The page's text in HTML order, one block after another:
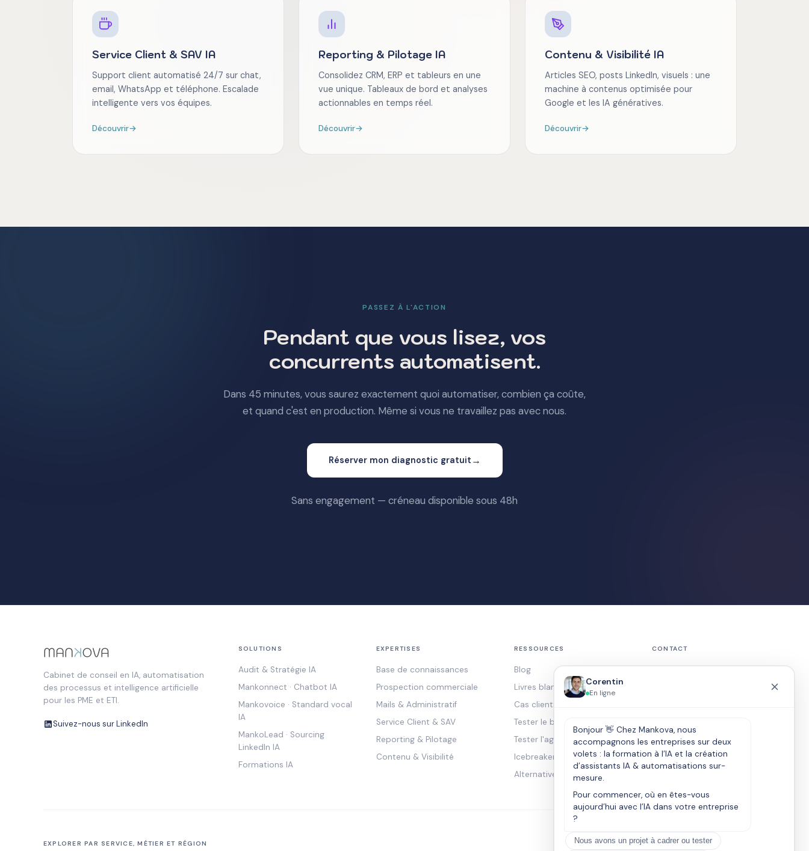
Service Client & SAV IA
Support client automatisé 24/7 sur chat,
email, WhatsApp et téléphone. Escalade
intelligente vers vos équipes.
Découvrir→
Reporting & Pilotage IA
Consolidez CRM, ERP et tableurs en une
vue unique. Tableaux de bord et analyses
actionnables en temps réel.
Découvrir→
Contenu & Visibilité IA
Articles SEO, posts LinkedIn, visuels : une
machine à contenus optimisée pour
Google et les IA génératives.
Découvrir→
PASSEZ À L'ACTION
Pendant que vous lisez, vos
concurrents automatisent.
Dans 45 minutes, vous saurez exactement quoi automatiser, combien ça coûte,
et quand c'est en production. Même si vous ne travaillez pas avec nous.
Réserver mon diagnostic gratuit →
Sans engagement — créneau disponible sous 48h
Cabinet de conseil en IA, automatisation
des processus et intelligence artificielle
pour les PME et ETI.
Suivez-nous sur LinkedIn
SOLUTIONS
Audit & Stratégie IA
Mankonnect · Chatbot IA
Mankovoice · Standard vocal
IA
MankoLead · Sourcing
LinkedIn IA
Formations IA
EXPERTISES
Base de connaissances
Prospection commerciale
Mails & Administratif
Service Client & SAV
Reporting & Pilotage
Contenu & Visibilité
RESSOURCES
Blog
Livres blancs & guides
Cas clients
Tester le bot WhatsApp
Tester l'agent vocal
Icebreaker LinkedIn
Alternative à Limova
CONTACT
L'IA par métier
Nos villes en France
EXPLORER PAR SERVICE, MÉTIER ET RÉGION
Corentin
En ligne
Bonjour 👋 Chez Mankova, nous
accompagnons les entreprises sur deux
volets : la formation à l’IA et la création
d’assistants IA & automatisations sur-
mesure.
Pour commencer, où en êtes-vous
aujourd’hui avec l’IA dans votre entreprise
?
Nous avons un projet à cadrer ou tester